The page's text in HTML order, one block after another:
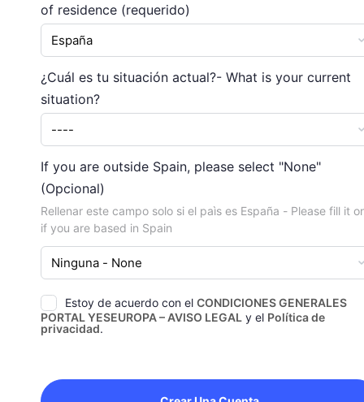
of residence (requerido)
¿Cuál es tu situación actual?- What is your current
situation?
If you are outside Spain, please select "None"
(Opcional)
Rellenar este campo solo si el paìs es España - Please fill it
if you are based in Spain
Estoy de acuerdo con el CONDICIONES GENERALES
PORTAL YESEUROPA – AVISO LEGALy el Política de
privacidad.